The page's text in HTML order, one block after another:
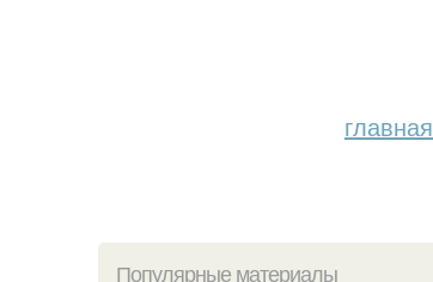
главная
Популярные материалы